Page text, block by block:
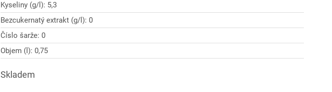
Kyseliny (g/l): 5,3
Bezcukernatý extrakt (g/l): 0
Číslo šarže: 0
Objem (l): 0,75
Skladem